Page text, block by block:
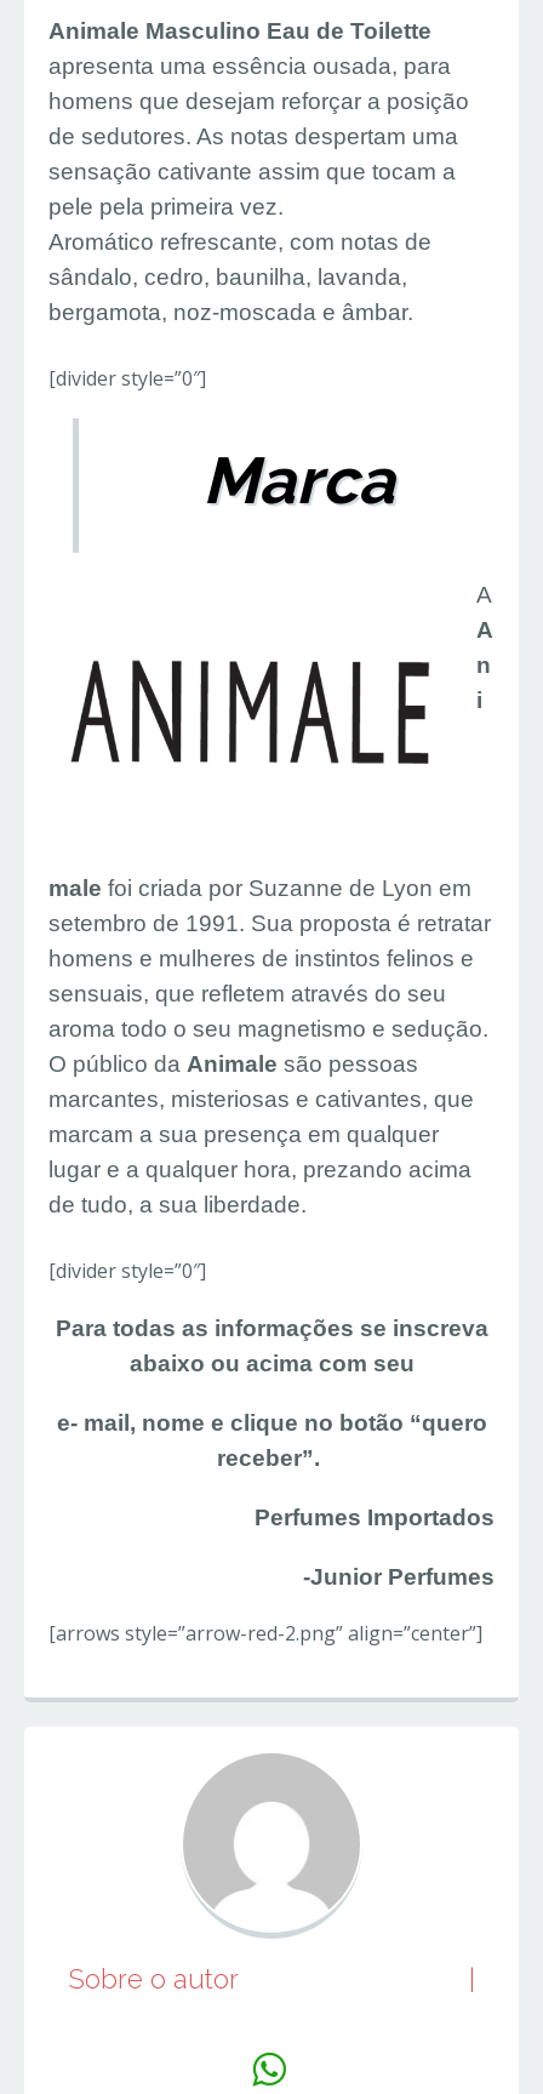
Animale Masculino Eau de Toilette
apresenta uma essência ousada, para
homens que desejam reforçar a posição
de sedutores. As notas despertam uma
sensação cativante assim que tocam a
pele pela primeira vez.
Aromático refrescante, com notas de
sândalo, cedro, baunilha, lavanda,
bergamota, noz-moscada e âmbar.
[divider style=”0″]
Marca
A
A
n
i
male foi criada por Suzanne de Lyon em
setembro de 1991. Sua proposta é retratar
homens e mulheres de instintos felinos e
sensuais, que refletem através do seu
aroma todo o seu magnetismo e sedução.
O público da Animale são pessoas
marcantes, misteriosas e cativantes, que
marcam a sua presença em qualquer
lugar e a qualquer hora, prezando acima
de tudo, a sua liberdade.
[divider style=”0″]
Para todas as informações se inscreva
abaixo ou acima com seu
e- mail, nome e clique no botão “quero
receber”.
Perfumes Importados
-Junior Perfumes
[arrows style=”arrow-red-2.png” align=”center”]
Sobre o autor
|